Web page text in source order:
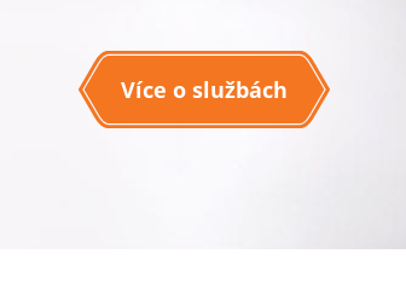
Více o službách